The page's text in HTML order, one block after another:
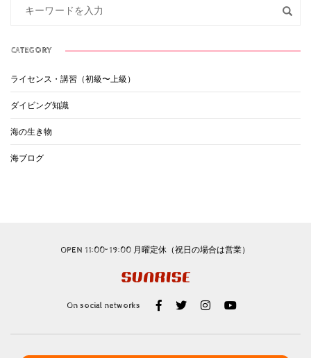
CATEGORY
ライセンス・講習（初級〜上級）
ダイビング知識
海の生き物
海ブログ
OPEN 11:00~19:00 月曜定休（祝日の場合は営業）
On social networks